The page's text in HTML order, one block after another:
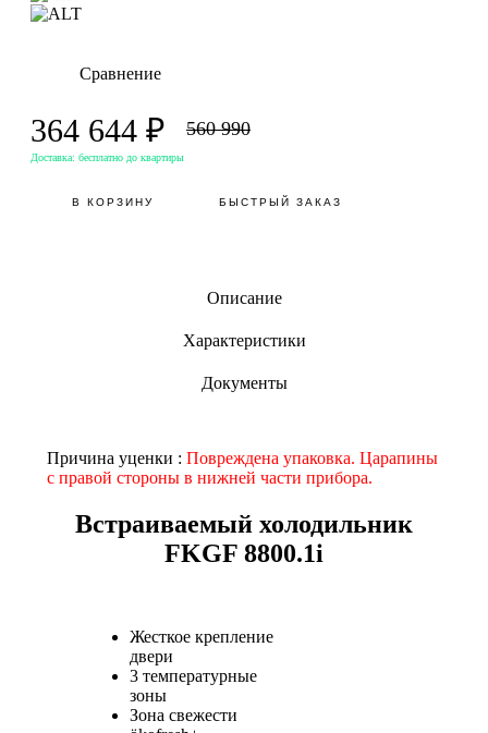
Сравнение
364 644 ₽ 560 990
Доставка: бесплатно до квартиры
В КОРЗИНУ БЫСТРЫЙ ЗАКАЗ
Описание
Характеристики
Документы
Причина уценки : Повреждена упаковка. Царапины
с правой стороны в нижней части прибора.
Встраиваемый холодильник
FKGF 8800.1i
Жесткое крепление
двери
3 температурные
зоны
Зона свежести